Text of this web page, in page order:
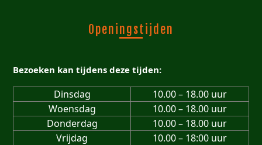
Openingstijden
Bezoeken kan tijdens deze tijden:
Dinsdag
10.00 – 18.00 uur
Woensdag
10.00 – 18.00 uur
Donderdag
10.00 – 18.00 uur
Vrijdag
10.00 – 18:00 uur